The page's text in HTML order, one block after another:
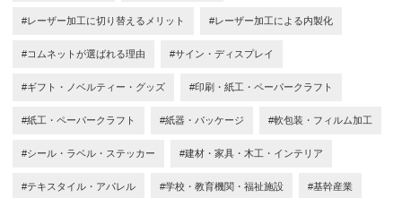
#レーザー加工に切り替えるメリット #レーザー加工による内製化
#コムネットが選ばれる理由 #サイン・ディスプレイ
#ギフト・ノベルティー・グッズ #印刷・紙工・ペーパークラフト
#紙工・ペーパークラフト #紙器・パッケージ #軟包装・フィルム加工
#シール・ラベル・ステッカー #建材・家具・木工・インテリア
#テキスタイル・アパレル #学校・教育機関・福祉施設 #基幹産業